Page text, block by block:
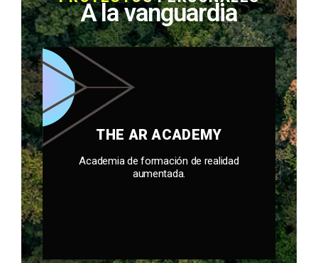
A la vanguardia
THE AR ACADEMY
Academia de formación de realidad
aumentada.